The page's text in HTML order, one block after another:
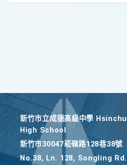
新竹巿立成德高級中學
High School
新竹巿30047崧嶺路128巷38號
No.38, Ln. 128, Songling